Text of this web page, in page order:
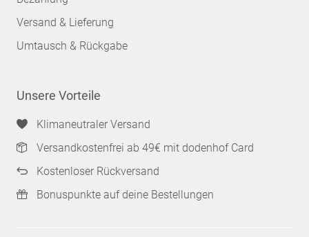
Versand & Lieferung
Umtausch & Rückgabe
Unsere Vorteile
Klimaneutraler Versand
Versandkostenfrei ab 49€ mit dodenhof Card
Kostenloser Rückversand
Bonuspunkte auf deine Bestellungen